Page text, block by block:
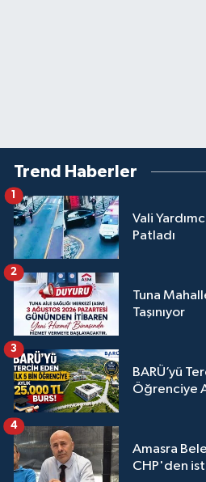
Trend Haberler
Vali
Patladı
1
Tuna
Taşınıyor
2
BARÜ’yü
Öğrenciye
3
Amasra
CHP'den
4